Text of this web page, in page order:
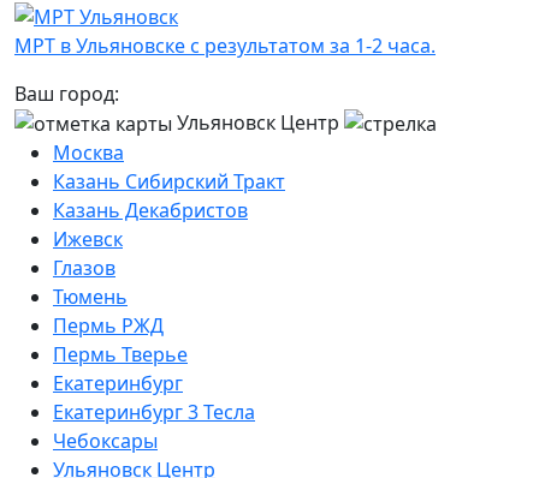
МРТ в Ульяновске с результатом за 1-2 часа.
Ваш город:
Ульяновск Центр
Москва
Казань Сибирский Тракт
Казань Декабристов
Ижевск
Глазов
Тюмень
Пермь РЖД
Пермь Тверье
Екатеринбург
Екатеринбург 3 Тесла
Чебоксары
Ульяновск Центр